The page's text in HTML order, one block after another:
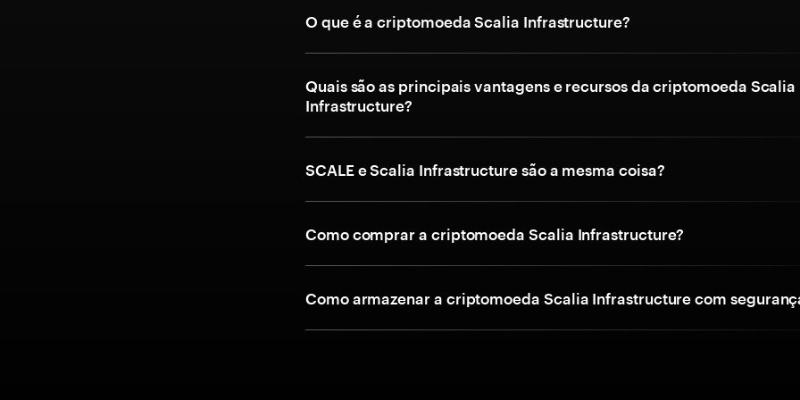
O que é a criptomoeda Scalia Infrastructure?
Quais são as principais vantagens e recursos da criptomoeda Scalia
Infrastructure?
SCALE e Scalia Infrastructure são a mesma coisa?
Como comprar a criptomoeda Scalia Infrastructure?
Como armazenar a criptomoeda Scalia Infrastructure com